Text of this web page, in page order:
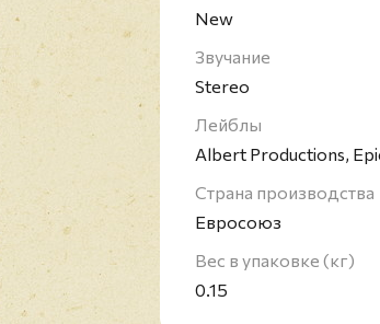
New
Звучание
Stereo
Лейблы
Albert Productions,
Страна производства
Евросоюз
Вес в упаковке (кг)
0.15